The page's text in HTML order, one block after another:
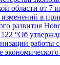
области от 7
в
развития
122 “Об
работы